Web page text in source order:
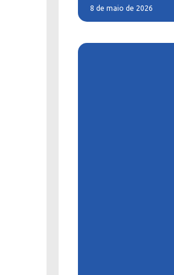
8 de maio de 2026